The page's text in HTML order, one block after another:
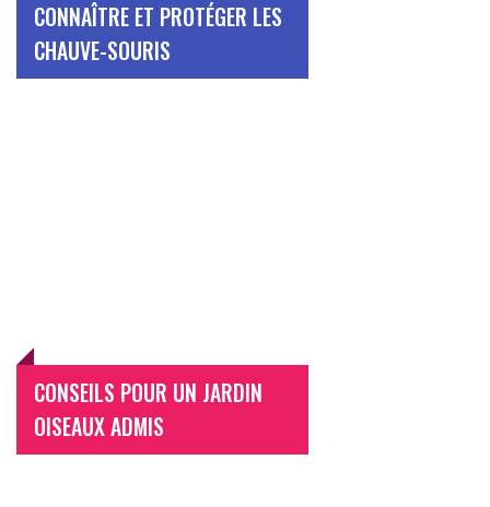
CONNAÎTRE ET PROTÉGER LES
CHAUVE-SOURIS
CONSEILS POUR UN JARDIN
OISEAUX ADMIS